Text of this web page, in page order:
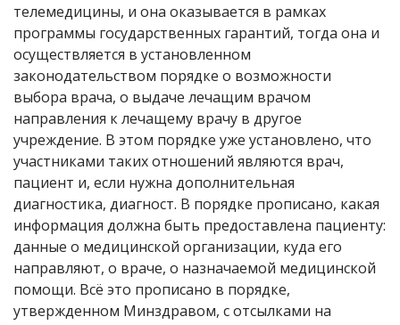
телемедицины, и она оказывается в рамках
программы государственных гарантий, тогда она и
осуществляется в установленном
законодательством порядке о возможности
выбора врача, о выдаче лечащим врачом
направления к лечащему врачу в другое
учреждение. В этом порядке уже установлено, что
участниками таких отношений являются врач,
пациент и, если нужна дополнительная
диагностика, диагност. В порядке прописано, какая
информация должна быть предоставлена пациенту:
данные о медицинской организации, куда его
направляют, о враче, о назначаемой медицинской
помощи. Всё это прописано в порядке,
утвержденном Минздравом, с отсылками на